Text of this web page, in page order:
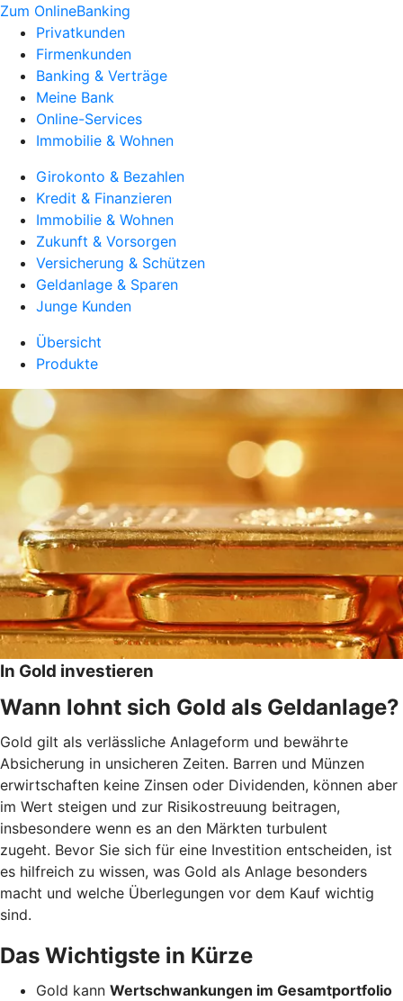
Zum OnlineBanking
Privatkunden
Firmenkunden
Banking & Verträge
Meine Bank
Online-Services
Immobilie & Wohnen
Girokonto & Bezahlen
Kredit & Finanzieren
Immobilie & Wohnen
Zukunft & Vorsorgen
Versicherung & Schützen
Geldanlage & Sparen
Junge Kunden
Übersicht
Produkte
In Gold investieren
Wann lohnt sich Gold als Geldanlage?
Gold gilt als verlässliche Anlageform und bewährte
Absicherung in unsicheren Zeiten. Barren und Münzen
erwirtschaften keine Zinsen oder Dividenden, können aber
im Wert steigen und zur Risikostreuung beitragen,
insbesondere wenn es an den Märkten turbulent
zugeht. Bevor Sie sich für eine Investition entscheiden, ist
es hilfreich zu wissen, was Gold als Anlage besonders
macht und welche Überlegungen vor dem Kauf wichtig
sind.
Das Wichtigste in Kürze
Gold kann Wertschwankungen im Gesamtportfolio